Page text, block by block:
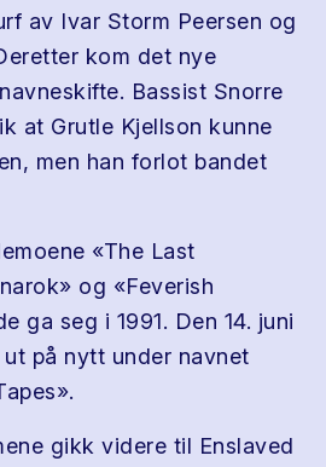
av Ivar Storm Peersen og
kom det nye
Bassist Snorre
at Grutle Kjellson kunne
men han forlot bandet
«The Last
og «Feverish
ga seg i 1991. Den 14. juni
på nytt under navnet
gikk videre til Enslaved